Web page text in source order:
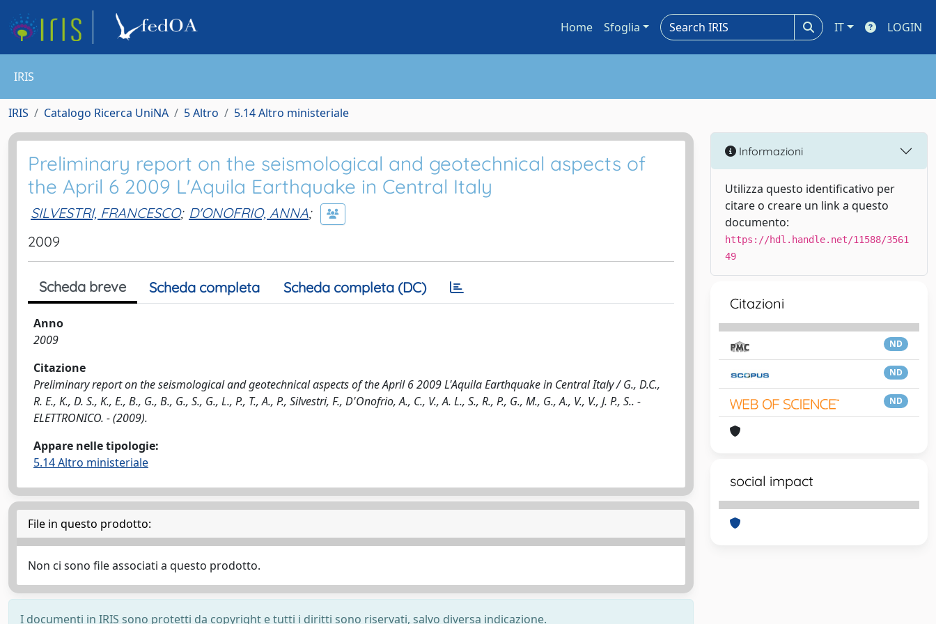
Home Sfoglia IT LOGIN
IRIS
IRIS Catalogo Ricerca UniNA 5 Altro 5.14 Altro ministeriale
Preliminary report on the seismological and geotechnical aspects of
the April 6 2009 L'Aquila Earthquake in Central Italy
SILVESTRI, FRANCESCO; D'ONOFRIO, ANNA;
2009
Scheda breve Scheda completa Scheda completa (DC)
Anno
2009
Citazione
Preliminary report on the seismological and geotechnical aspects of the April 6 2009 L'Aquila Earthquake in Central Italy / G., D.C.,
R. E., K., D. S., K., E., B., G., B., G., S., G., L., P., T., A., P., Silvestri, F., D'Onofrio, A., C., V., A. L., S., R., P., G., M., G., A., V., V., J. P., S.. -
ELETTRONICO. - (2009).
Appare nelle tipologie:
5.14 Altro ministeriale
File in questo prodotto:
Non ci sono file associati a questo prodotto.
I documenti in IRIS sono protetti da copyright e tutti i diritti sono riservati, salvo diversa indicazione.
Informazioni
Utilizza questo identificativo per
citare o creare un link a questo
documento:
https://hdl.handle.net/11588/3561
49
Citazioni
ND
ND
ND
social impact